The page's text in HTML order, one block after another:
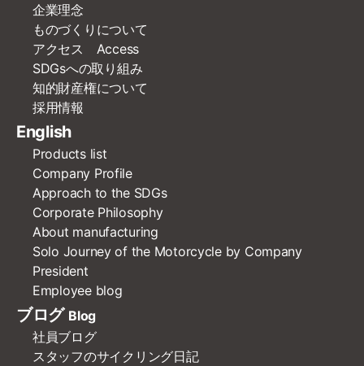
企業理念
ものづくりについて
アクセス Access
SDGsへの取り組み
知的財産権について
採用情報
English
Products list
Company Profile
Approach to the SDGs
Corporate Philosophy
About manufacturing
Solo Journey of the Motorcycle by Company
President
Employee blog
ブログ Blog
社員ブログ
スタッフのサイクリング日記